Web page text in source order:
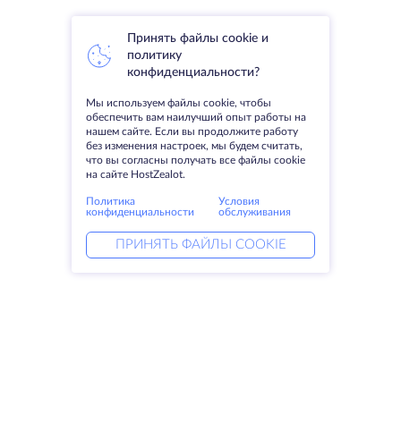
Принять файлы cookie и
политику
конфиденциальности?
Мы используем файлы cookie, чтобы
обеспечить вам наилучший опыт работы на
нашем сайте. Если вы продолжите работу
без изменения настроек, мы будем считать,
что вы согласны получать все файлы cookie
на сайте HostZealot.
Политика
конфиденциальности
Условия
обслуживания
ПРИНЯТЬ ФАЙЛЫ COOKIE